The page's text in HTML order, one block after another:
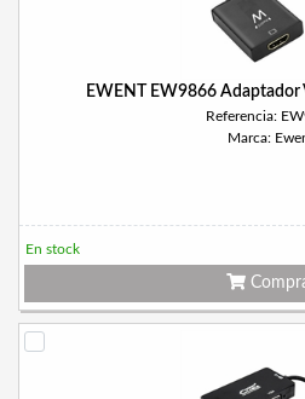
EWENT EW9866
Referencia:
Marca:
En stock